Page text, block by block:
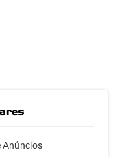
Anúncios